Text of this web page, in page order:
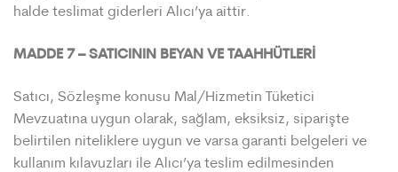
halde teslimat giderleri Alıcı’ya aittir.
MADDE 7 – SATICININ BEYAN VE TAAHHÜTLERİ
Satıcı, Sözleşme konusu Mal/Hizmetin Tüketici
Mevzuatına uygun olarak, sağlam, eksiksiz, siparişte
belirtilen niteliklere uygun ve varsa garanti belgeleri ve
kullanım kılavuzları ile Alıcı’ya teslim edilmesinden